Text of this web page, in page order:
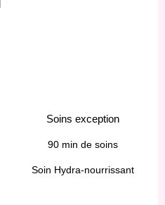
Soins exception
90 min de soins
Soin Hydra-nourrissant